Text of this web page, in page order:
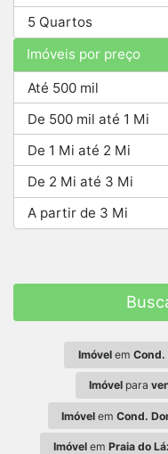
5 Quartos
Imóveis por preço
Até 500 mil
De 500 mil até 1 Mi
De 1 Mi até 2 Mi
De 2 Mi até 3 Mi
A partir de 3 Mi
Imóvelem Cond.
Imóvel para
Imóvel em Cond.
Imóvelem Praia do